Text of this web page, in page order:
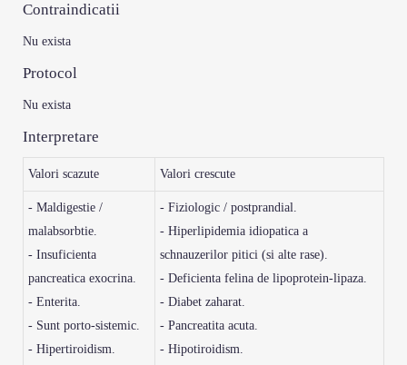
Contraindicatii
Nu exista
Protocol
Nu exista
Interpretare
Valori scazute Valori crescute
- Maldigestie /
malabsorbtie.
- Insuficienta
pancreatica exocrina.
- Enterita.
- Sunt porto-sistemic.
- Hipertiroidism.
- Fiziologic / postprandial.
- Hiperlipidemia idiopatica a
schnauzerilor pitici (si alte rase).
- Deficienta felina de lipoprotein-lipaza.
- Diabet zaharat.
- Pancreatita acuta.
- Hipotiroidism.